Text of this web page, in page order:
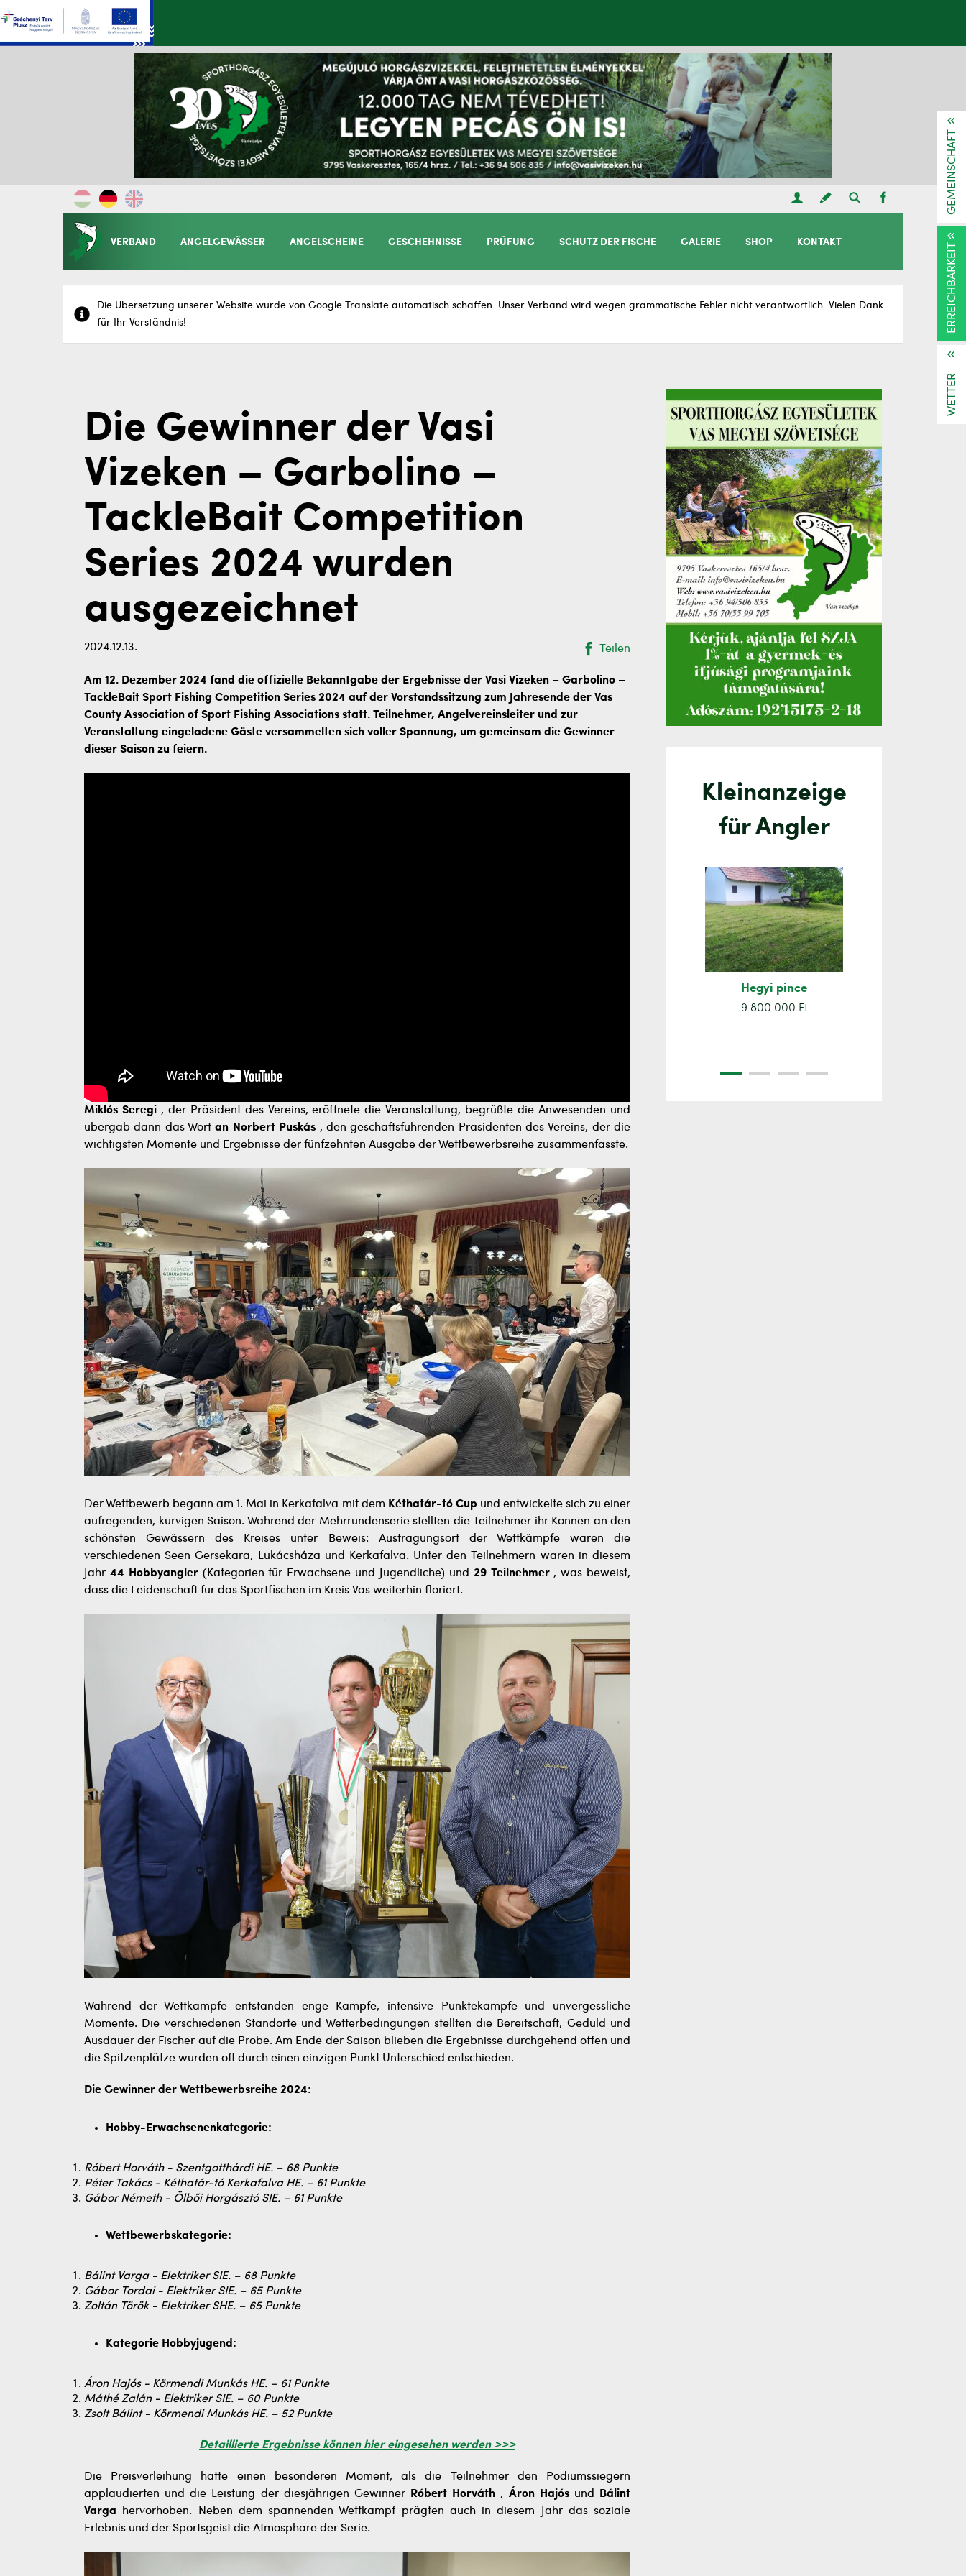
VERBAND ANGELGEWÄSSER ANGELSCHEINE GESCHEHNISSE PRÜFUNG SCHUTZ DER FISCHE GALERIE SHOP KONTAKT
Die Übersetzung unserer Website wurde von Google Translate automatisch schaffen. Unser Verband wird wegen grammatische Fehler nicht verantwortlich. Vielen Dank
für Ihr Verständnis!
Die Gewinner der Vasi
Vizeken – Garbolino –
TackleBait Competition
Series 2024 wurden
ausgezeichnet
2024.12.13. Teilen
Am 12. Dezember 2024 fand die offizielle Bekanntgabe der Ergebnisse der Vasi Vizeken – Garbolino –
TackleBait Sport Fishing Competition Series 2024 auf der Vorstandssitzung zum Jahresende der Vas
County Association of Sport Fishing Associations statt. Teilnehmer, Angelvereinsleiter und zur
Veranstaltung eingeladene Gäste versammelten sich voller Spannung, um gemeinsam die Gewinner
dieser Saison zu feiern.
Miklós Seregi, der Präsident des Vereins, eröffnete die Veranstaltung, begrüßte die Anwesenden und
übergab dann das Wortan Norbert Puskás , den geschäftsführenden Präsidenten des Vereins, der die
wichtigsten Momente und Ergebnisse der fünfzehnten Ausgabe der Wettbewerbsreihe zusammenfasste.
Der Wettbewerb begann am 1. Mai in Kerkafalva mit dem Kéthatár-tó Cup und entwickelte sich zu einer
aufregenden, kurvigen Saison. Während der Mehrrundenserie stellten die Teilnehmer ihr Können an den
schönsten Gewässern des Kreises unter Beweis: Austragungsort der Wettkämpfe waren die
verschiedenen Seen Gersekara, Lukácsháza und Kerkafalva. Unter den Teilnehmern waren in diesem
Jahr 44 Hobbyangler(Kategorien für Erwachsene und Jugendliche) und 29 Teilnehmer, was beweist,
dass die Leidenschaft für das Sportfischen im Kreis Vas weiterhin floriert.
Während der Wettkämpfe entstanden enge Kämpfe, intensive Punktekämpfe und unvergessliche
Momente. Die verschiedenen Standorte und Wetterbedingungen stellten die Bereitschaft, Geduld und
Ausdauer der Fischer auf die Probe. Am Ende der Saison blieben die Ergebnisse durchgehend offen und
die Spitzenplätze wurden oft durch einen einzigen Punkt Unterschied entschieden.
Die Gewinner der Wettbewerbsreihe 2024:
Hobby-Erwachsenenkategorie:
Róbert Horváth - Szentgotthárdi HE. – 68 Punkte
Péter Takács - Kéthatár-tó Kerkafalva HE. – 61 Punkte
Gábor Németh - Ölbői Horgásztó SIE. – 61 Punkte
Wettbewerbskategorie:
Bálint Varga - Elektriker SIE. – 68 Punkte
Gábor Tordai - Elektriker SIE. – 65 Punkte
Zoltán Török - Elektriker SHE. – 65 Punkte
Kategorie Hobbyjugend:
Áron Hajós - Körmendi Munkás HE. – 61 Punkte
Máthé Zalán - Elektriker SIE. – 60 Punkte
Zsolt Bálint - Körmendi Munkás HE. – 52 Punkte
Detaillierte Ergebnisse können hier eingesehen werden >>>
Die Preisverleihung hatte einen besonderen Moment, als die Teilnehmer den Podiumssiegern
applaudierten und die Leistung der diesjährigen Gewinner
Róbert Horváth , Áron Hajósund
Bálint
Varga hervorhoben. Neben dem spannenden Wettkampf prägten auch in diesem Jahr das soziale
Erlebnis und der Sportsgeist die Atmosphäre der Serie.
Kleinanzeige
für Angler
Hegyi pince
9 800 000 Ft
GEMEINSCHAFT
ERREICHBARKEIT
WETTER